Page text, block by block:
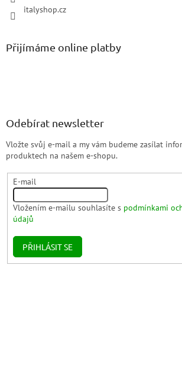
italyshop.cz
Přijímáme online platby
Odebírat newsletter
Vložte svůj e-mail a my vám budeme zasílat
produktech na našem e-shopu.
E-mail
Vložením e-mailu souhlasíte s podmínkami
údajů
PŘIHLÁSIT SE